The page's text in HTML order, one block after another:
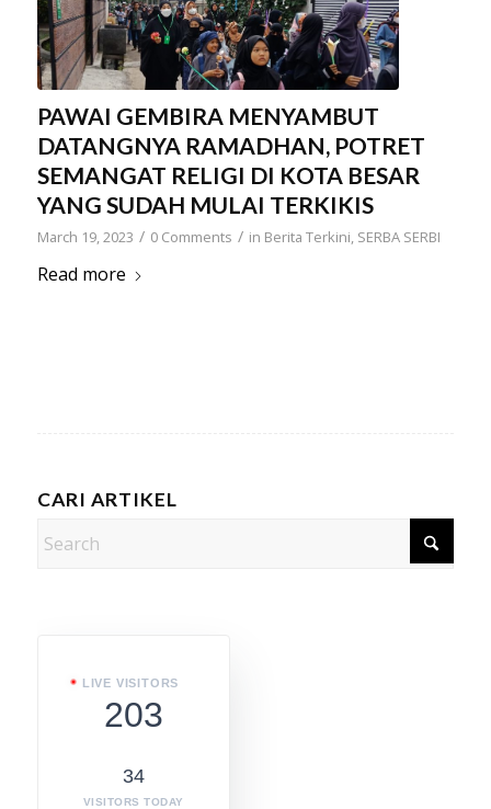
PAWAI GEMBIRA MENYAMBUT
DATANGNYA RAMADHAN, POTRET
SEMANGAT RELIGI DI KOTA BESAR
YANG SUDAH MULAI TERKIKIS
March 19, 2023 / 0 Comments / in Berita Terkini, SERBA SERBI
Read more
CARI ARTIKEL
LIVE VISITORS
203
34
VISITORS TODAY